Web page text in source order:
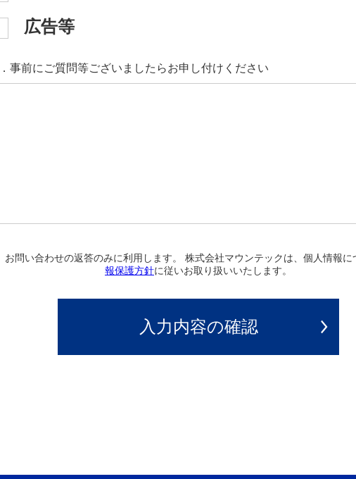
広告等
事前にご質問等ございましたらお申し付けください
問い合わせの返答のみに利用します。 株式会社マウンテックは、個人情報に
報保護方針に従いお取り扱いいたします。